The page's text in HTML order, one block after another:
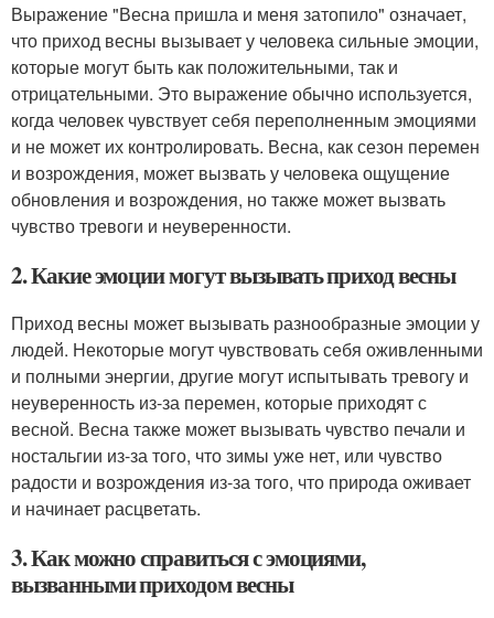
Выражение "Весна пришла и меня затопило" означает,
что приход весны вызывает у человека сильные эмоции,
которые могут быть как положительными, так и
отрицательными. Это выражение обычно используется,
когда человек чувствует себя переполненным эмоциями
и не может их контролировать. Весна, как сезон перемен
и возрождения, может вызвать у человека ощущение
обновления и возрождения, но также может вызвать
чувство тревоги и неуверенности.
2. Какие эмоции могут вызывать приход весны
Приход весны может вызывать разнообразные эмоции у
людей. Некоторые могут чувствовать себя оживленными
и полными энергии, другие могут испытывать тревогу и
неуверенность из-за перемен, которые приходят с
весной. Весна также может вызывать чувство печали и
ностальгии из-за того, что зимы уже нет, или чувство
радости и возрождения из-за того, что природа оживает
и начинает расцветать.
3. Как можно справиться с эмоциями,
вызванными приходом весны